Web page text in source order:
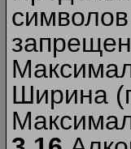
Ширина